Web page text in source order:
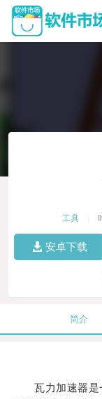
工具
安卓下载
简介
瓦力加速器是